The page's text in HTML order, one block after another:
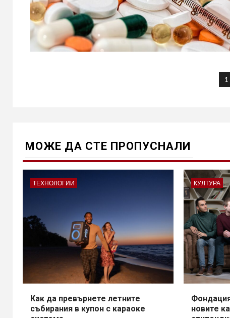
1
МОЖE ДА СТЕ ПРОПУСНАЛИ
ТЕХНОЛОГИИ
Как да превърнете летните
събирания в купон с караоке
КУЛТУРА
новите